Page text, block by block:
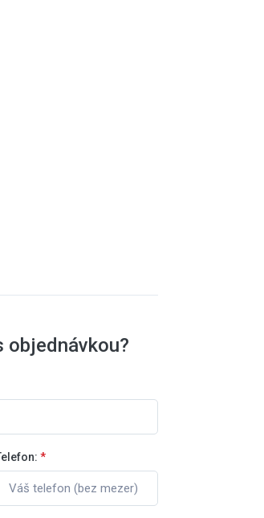
objednávkou?
*